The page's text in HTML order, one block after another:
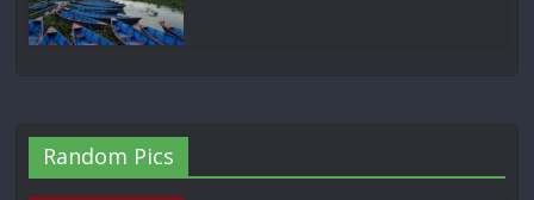
Random Pics